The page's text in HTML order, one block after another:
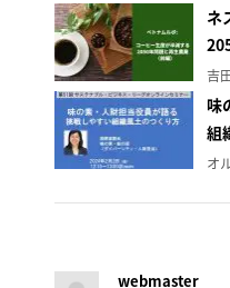
ネ
味
組
オ
webmaster